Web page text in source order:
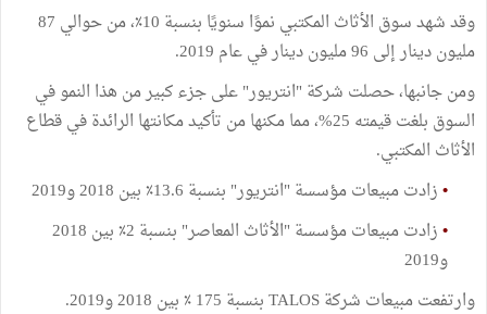
وقد شهد سوق الأثاث المكتبي نموًا سنويًا بنسبة 10٪، من حوالي 87
مليون دينار إلى 96 مليون دينار في عام 2019.
ومن جانبها، حصلت شركة "انتريور" على جزء كبير من هذا النمو في
السوق بلغت قيمته 25%، مما مكنها من تأكيد مكانتها الرائدة في قطاع
الأثاث المكتبي.
•زادت مبيعات مؤسسة "انتريور" بنسبة 13.6٪ بين 2018 و2019
•
زادت مبيعات مؤسسة "الأثاث المعاصر" بنسبة 2٪ بين 2018
و2019
وارتفعت مبيعات شركة TALOS بنسبة 175 ٪ بين 2018 و2019.